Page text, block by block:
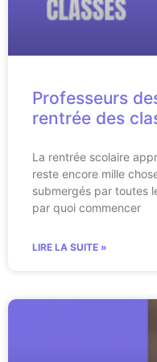
Professeurs
rentrée des
La rentrée scolaire
reste encore mille
submergés par toutes
par quoi commencer
LIRE LA SUITE »